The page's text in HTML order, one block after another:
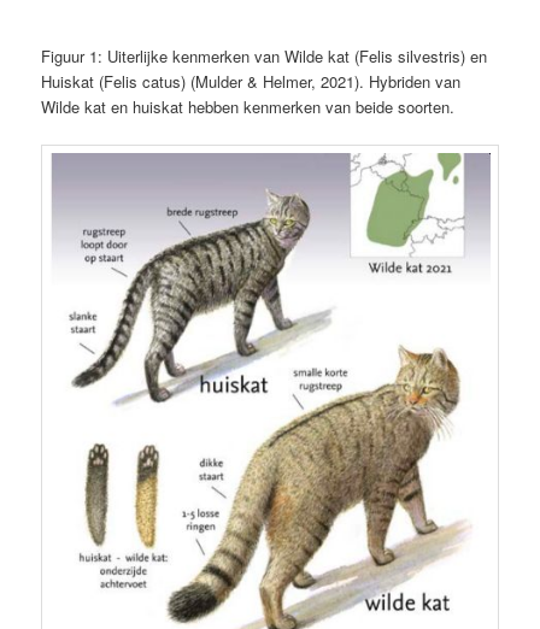
Figuur 1: Uiterlijke kenmerken van Wilde kat (Felis silvestris) en
Huiskat (Felis catus) (Mulder & Helmer, 2021). Hybriden van
Wilde kat en huiskat hebben kenmerken van beide soorten.